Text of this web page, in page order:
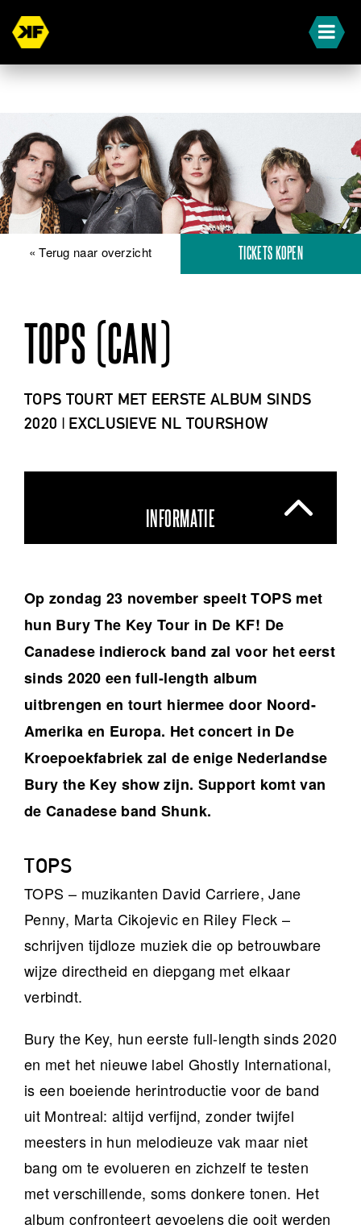
« Terug naar overzicht TICKETS KOPEN
TOPS (CAN)
TOPS TOURT MET EERSTE ALBUM SINDS
2020 | EXCLUSIEVE NL TOURSHOW
INFORMATIE
Op zondag 23 november speelt TOPS met
hun Bury The Key Tour in De KF! De
Canadese indierock band zal voor het eerst
sinds 2020 een full-length album
uitbrengen en tourt hiermee door Noord-
Amerika en Europa. Het concert in De
Kroepoekfabriek zal de enige Nederlandse
Bury the Key show zijn. Support komt van
de Canadese band Shunk.
TOPS
TOPS – muzikanten David Carriere, Jane
Penny, Marta Cikojevic en Riley Fleck –
schrijven tijdloze muziek die op betrouwbare
wijze directheid en diepgang met elkaar
verbindt.
Bury the Key, hun eerste full-length sinds 2020
en met het nieuwe label Ghostly International,
is een boeiende herintroductie voor de band
uit Montreal: altijd verfijnd, zonder twijfel
meesters in hun melodieuze vak maar niet
bang om te evolueren en zichzelf te testen
met verschillende, soms donkere tonen. Het
album confronteert gevoelens die ooit werden